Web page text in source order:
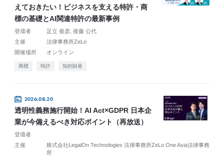
えておきたい！ビジネスを支える特許・商
標の基礎とAI関連特許の最新事例
登壇者 足立 俊彦 後藤 公代
主催
法律事務所ZeLo
開催場所
オンライン
商標 特許 知的財産
2026.08.20
透明性義務施行開始！AI Act×GDPR 日本企
業が今備えるべき対応ポイント（再放送）
登壇者
主催
株式会社LegalOn Technologies 法律事務所ZeLo One Asia法律事務
所